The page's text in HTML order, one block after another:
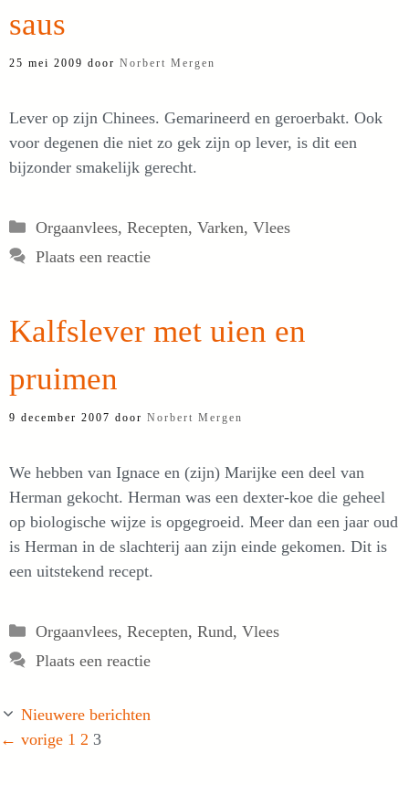
saus
25 mei 2009 door Norbert Mergen
Lever op zijn Chinees. Gemarineerd en geroerbakt. Ook
voor degenen die niet zo gek zijn op lever, is dit een
bijzonder smakelijk gerecht.
Categorieën
Orgaanvlees, Recepten, Varken, Vlees
Plaats een reactie
Kalfslever met uien en
pruimen
9 december 2007 door Norbert Mergen
We hebben van Ignace en (zijn) Marijke een deel van
Herman gekocht. Herman was een dexter-koe die geheel
op biologische wijze is opgegroeid. Meer dan een jaar oud
is Herman in de slachterij aan zijn einde gekomen. Dit is
een uitstekend recept.
Categorieën
Orgaanvlees, Recepten, Rund, Vlees
Plaats een reactie
Nieuwere berichten
← vorige Pagina
1 Pagina
2 Pagina
3